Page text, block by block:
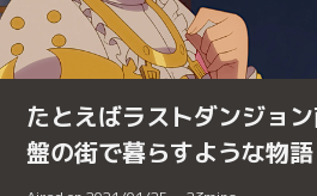
たとえばラストダンジョ
盤の街で暮らすような物